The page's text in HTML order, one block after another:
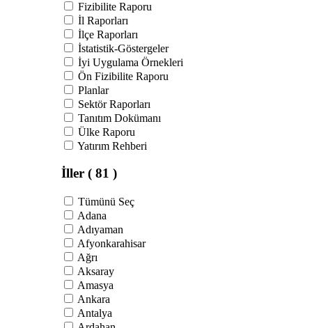
Fizibilite Raporu
İl Raporları
İlçe Raporları
İstatistik-Göstergeler
İyi Uygulama Örnekleri
Ön Fizibilite Raporu
Planlar
Sektör Raporları
Tanıtım Dokümanı
Ülke Raporu
Yatırım Rehberi
İller ( 81 )
Tümünü Seç
Adana
Adıyaman
Afyonkarahisar
Ağrı
Aksaray
Amasya
Ankara
Antalya